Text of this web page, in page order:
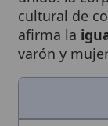
Nombre
Categoría